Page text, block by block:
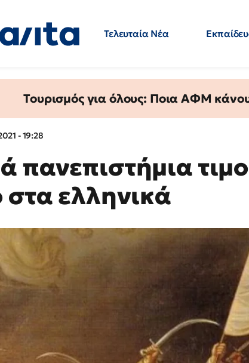
Τελευταία Νέα
Τουρισμός για όλους: Ποια ΑΦΜ
- 19:28
πανεπιστήμια
στα ελληνικά